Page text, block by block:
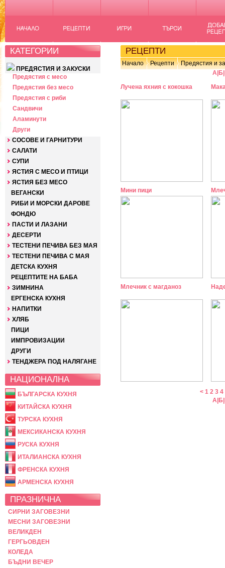
КАТЕГОРИИ
ПРЕДЯСТИЯ И ЗАКУСКИ
Предястия с месо
Предястия без месо
Предястия с риби
Сандвичи
Аламинути
Други
СОСОВЕ И ГАРНИТУРИ
САЛАТИ
СУПИ
ЯСТИЯ С МЕСО И ПТИЦИ
ЯСТИЯ БЕЗ МЕСО
ВЕГАНСКИ
РИБИ И МОРСКИ ДАРОВЕ
ФОНДЮ
ПАСТИ И ЛАЗАНИ
ДЕСЕРТИ
ТЕСТЕНИ ПЕЧИВА БЕЗ МАЯ
ТЕСТЕНИ ПЕЧИВА С МАЯ
ДЕТСКА КУХНЯ
РЕЦЕПТИТЕ НА БАБА
ЗИМНИНА
ЕРГЕНСКА КУХНЯ
НАПИТКИ
ХЛЯБ
ПИЦИ
ИМПРОВИЗАЦИИ
ДРУГИ
ТЕНДЖЕРА ПОД НАЛЯГАНЕ
НАЦИОНАЛНА
БЪЛГАРСКА КУХНЯ
КИТАЙСКА КУХНЯ
ТУРСКА КУХНЯ
МЕКСИКАНСКА КУХНЯ
РУСКА КУХНЯ
ИТАЛИАНСКА КУХНЯ
ФРЕНСКА КУХНЯ
АРМЕНСКА КУХНЯ
ПРАЗНИЧНА
СИРНИ ЗАГОВЕЗНИ
МЕСНИ ЗАГОВЕЗНИ
ВЕЛИКДЕН
ГЕРГЬОВДЕН
КОЛЕДА
БЪДНИ ВЕЧЕР
РЕЦЕПТИ
Начало Рецепти
Предястия и
А Б
Лучена яхния с кокошка
Мини пици
Млечник с магданоз
< 1 2 3 4
А Б